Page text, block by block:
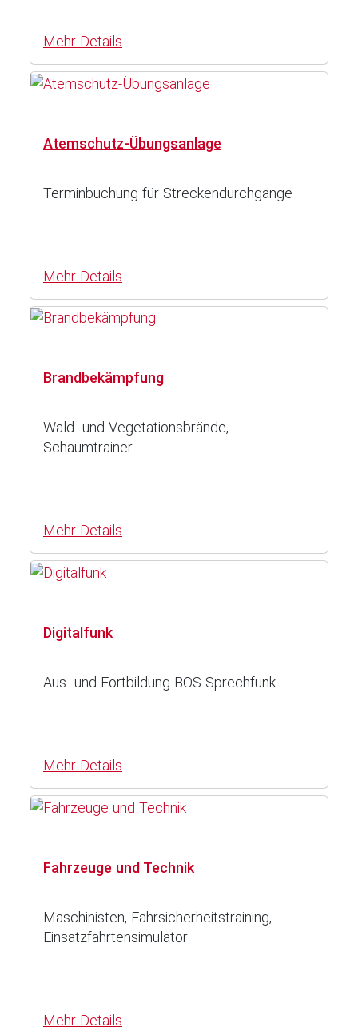
Mehr Details
Atemschutz-Übungsanlage
Terminbuchung für Streckendurchgänge
Mehr Details
Brandbekämpfung
Wald- und Vegetationsbrände,
Schaumtrainer...
Mehr Details
Digitalfunk
Aus- und Fortbildung BOS-Sprechfunk
Mehr Details
Fahrzeuge und Technik
Maschinisten, Fahrsicherheitstraining,
Einsatzfahrtensimulator
Mehr Details